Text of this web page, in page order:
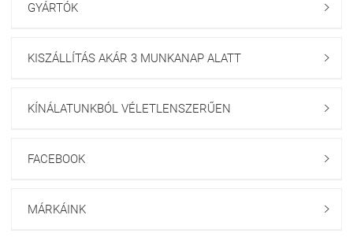
GYÁRTÓK 
KISZÁLLÍTÁS AKÁR 3 MUNKANAP ALATT 
KÍNÁLATUNKBÓL VÉLETLENSZERŰEN 
FACEBOOK 
MÁRKÁINK 